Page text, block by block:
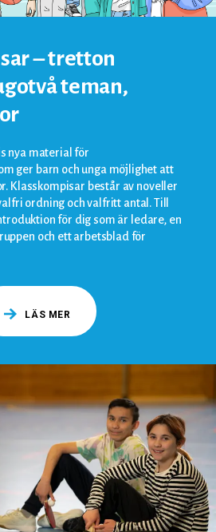
– tretton
teman,
nya material för
ger barn och unga möjlighet att
Klasskompisar består av noveller
ordning och valfritt antal. Till
för dig som är ledare, en
och ett arbetsblad för
LÄS MER